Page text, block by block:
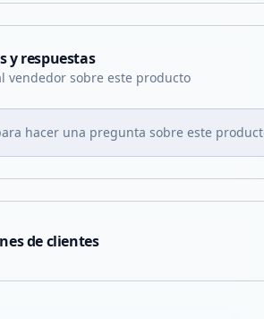
y respuestas
vendedor sobre este producto
hacer una pregunta sobre este
de clientes